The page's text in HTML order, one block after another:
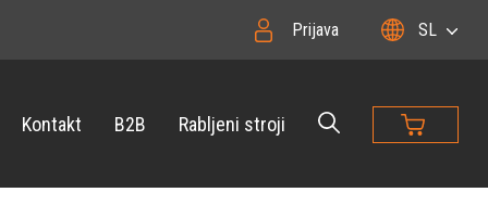
Prijava SL
Kontakt B2B Rabljeni stroji